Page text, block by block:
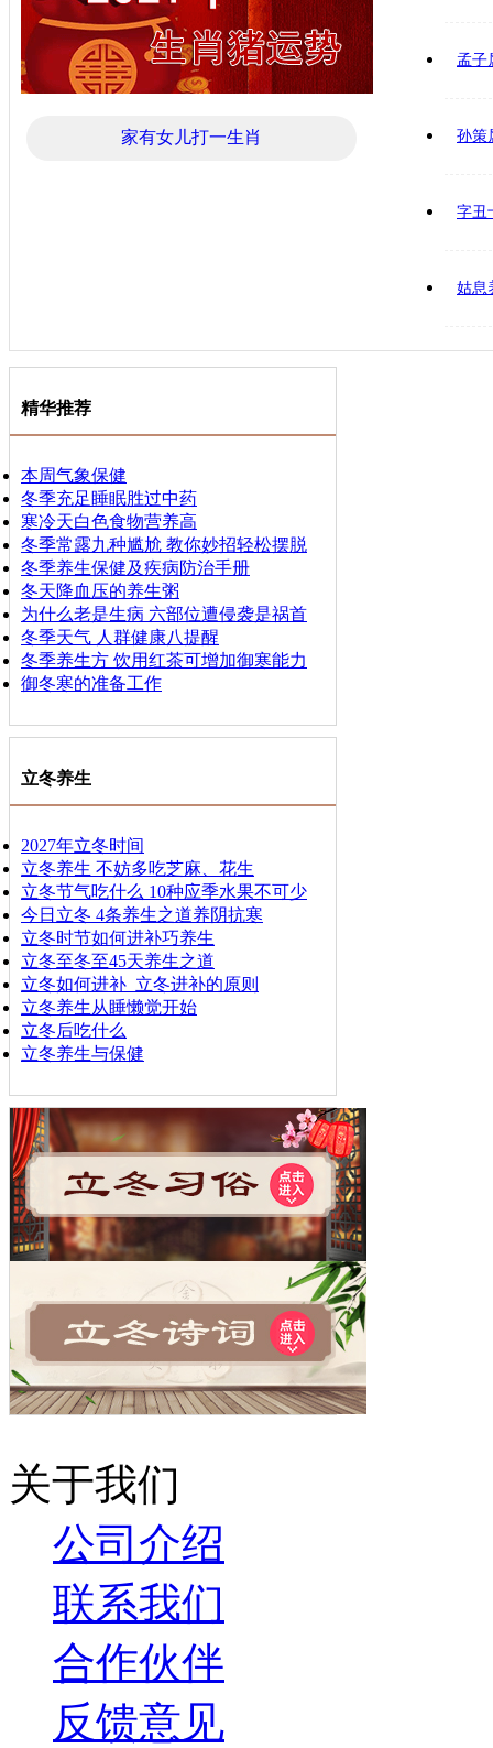
家有女儿打一生肖
孟子
孙策
字丑
姑息
精华推荐
本周气象保健
冬季充足睡眠胜过中药
寒冷天白色食物营养高
冬季常露九种尴尬 教你妙招轻松摆脱
冬季养生保健及疾病防治手册
冬天降血压的养生粥
为什么老是生病 六部位遭侵袭是祸首
冬季天气 人群健康八提醒
冬季养生方 饮用红茶可增加御寒能力
御冬寒的准备工作
立冬养生
2027年立冬时间
立冬养生 不妨多吃芝麻、花生
立冬节气吃什么 10种应季水果不可少
今日立冬 4条养生之道养阴抗寒
立冬时节如何进补巧养生
立冬至冬至45天养生之道
立冬如何进补_立冬进补的原则
立冬养生从睡懒觉开始
立冬后吃什么
立冬养生与保健
关于我们
公司介绍
联系我们
合作伙伴
反馈意见